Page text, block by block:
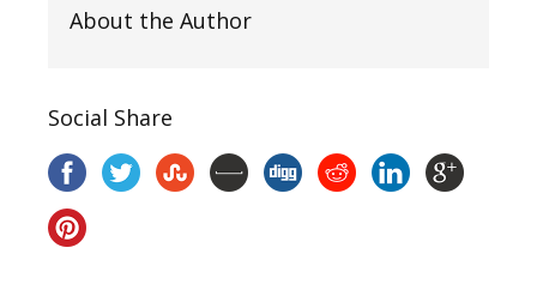
About the Author
Social Share